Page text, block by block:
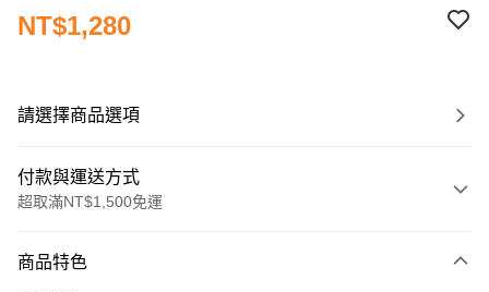
NT$1,280
請選擇商品選項
付款與運送方式
超取滿NT$1,500免運
信用卡一次付款
商品特色